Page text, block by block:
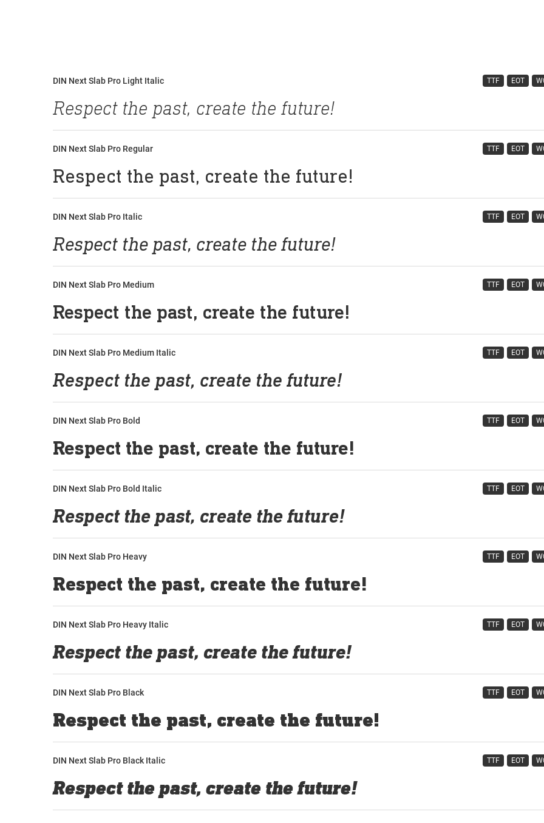
DIN Next Slab Pro Light Italic TTF EOT
DIN Next Slab Pro Regular TTF EOT
DIN Next Slab Pro Italic TTF EOT
DIN Next Slab Pro Medium TTF EOT
DIN Next Slab Pro Medium Italic TTF EOT
DIN Next Slab Pro Bold TTF EOT
DIN Next Slab Pro Bold Italic TTF EOT
DIN Next Slab Pro Heavy TTF EOT
DIN Next Slab Pro Heavy Italic TTF EOT
DIN Next Slab Pro Black TTF EOT
DIN Next Slab Pro Black Italic TTF EOT